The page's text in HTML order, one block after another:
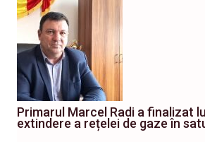
Primarul Marcel Radi a finalizat
extindere a rețelei de gaze în